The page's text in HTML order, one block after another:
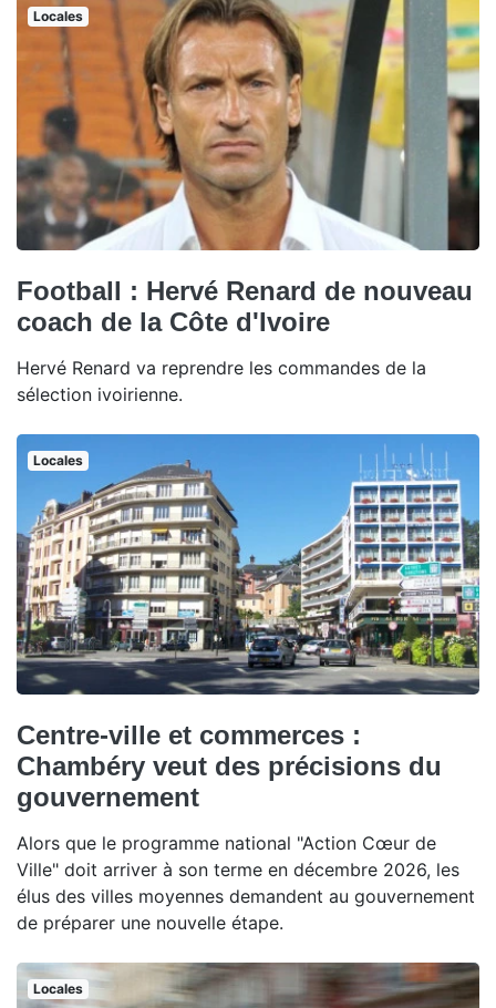
Locales
Football : Hervé Renard de nouveau
coach de la Côte d'Ivoire
Hervé Renard va reprendre les commandes de la
sélection ivoirienne.
Locales
Centre-ville et commerces :
Chambéry veut des précisions du
gouvernement
Alors que le programme national "Action Cœur de
Ville" doit arriver à son terme en décembre 2026, les
élus des villes moyennes demandent au gouvernement
de préparer une nouvelle étape.
Locales